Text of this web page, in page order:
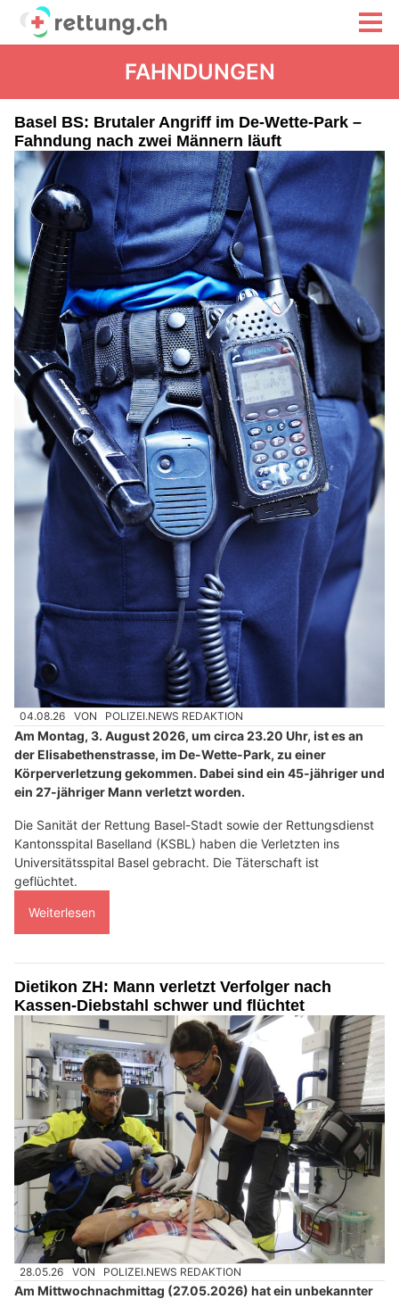
FAHNDUNGEN
Basel BS: Brutaler Angriff im De-Wette-Park –
Fahndung nach zwei Männern läuft
04.08.26 VON POLIZEI.NEWS REDAKTION
Am Montag, 3. August 2026, um circa 23.20 Uhr, ist es an
der Elisabethenstrasse, im De-Wette-Park, zu einer
Körperverletzung gekommen. Dabei sind ein 45-jähriger und
ein 27-jähriger Mann verletzt worden.
Die Sanität der Rettung Basel-Stadt sowie der Rettungsdienst
Kantonsspital Baselland (KSBL) haben die Verletzten ins
Universitätsspital Basel gebracht. Die Täterschaft ist
geflüchtet.
Weiterlesen
Dietikon ZH: Mann verletzt Verfolger nach
Kassen-Diebstahl schwer und flüchtet
28.05.26 VON POLIZEI.NEWS REDAKTION
Am Mittwochnachmittag (27.05.2026) hat ein unbekannter